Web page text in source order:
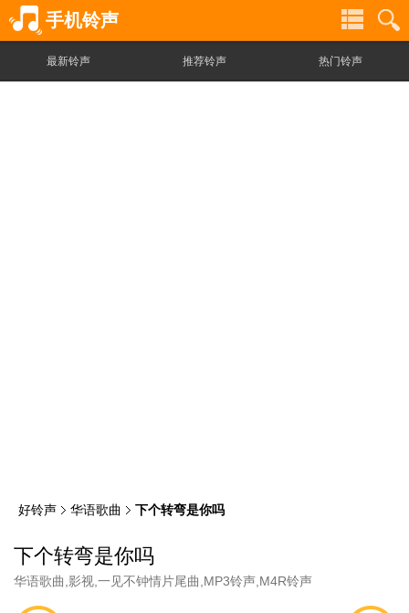
手机铃声
最新铃声 推荐铃声 热门铃声
好铃声 华语歌曲 下个转弯是你吗
下个转弯是你吗
华语歌曲 影视 一见不钟情片尾曲 MP3铃声 M4R铃声